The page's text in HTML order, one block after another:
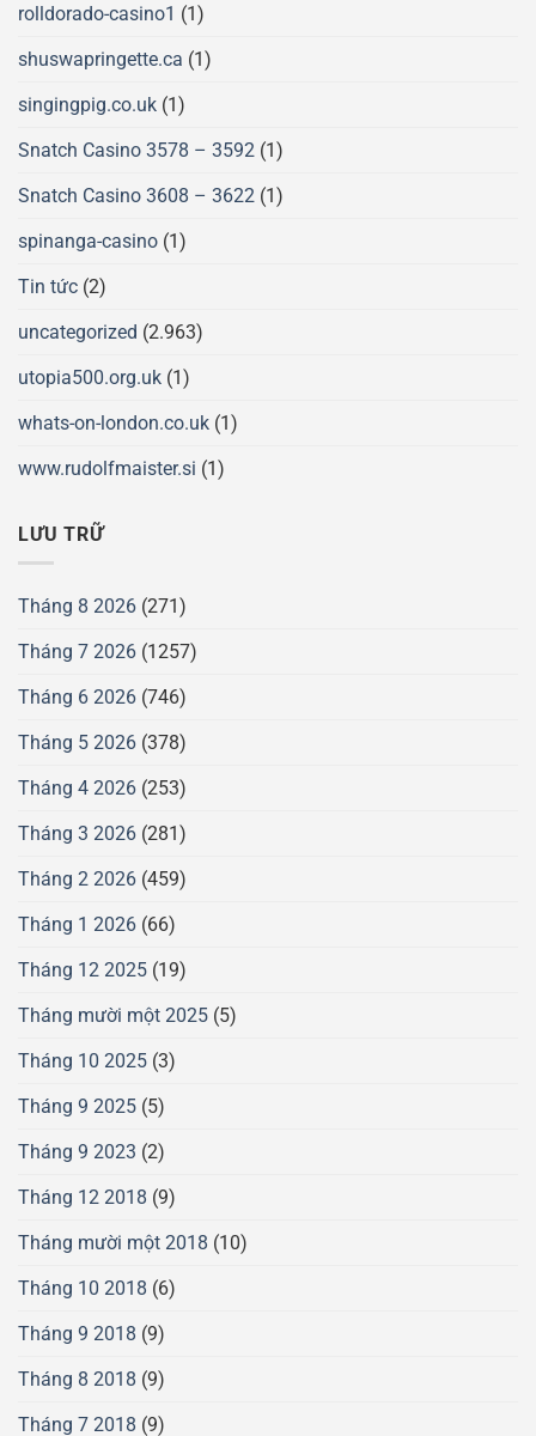
rolldorado-casino1 (1)
shuswapringette.ca (1)
singingpig.co.uk (1)
Snatch Casino 3578 – 3592 (1)
Snatch Casino 3608 – 3622 (1)
spinanga-casino (1)
Tin tức (2)
uncategorized (2.963)
utopia500.org.uk (1)
whats-on-london.co.uk (1)
www.rudolfmaister.si (1)
LƯU TRỮ
Tháng 8 2026 (271)
Tháng 7 2026 (1257)
Tháng 6 2026 (746)
Tháng 5 2026 (378)
Tháng 4 2026 (253)
Tháng 3 2026 (281)
Tháng 2 2026 (459)
Tháng 1 2026 (66)
Tháng 12 2025 (19)
Tháng mười một 2025 (5)
Tháng 10 2025 (3)
Tháng 9 2025 (5)
Tháng 9 2023 (2)
Tháng 12 2018 (9)
Tháng mười một 2018 (10)
Tháng 10 2018 (6)
Tháng 9 2018 (9)
Tháng 8 2018 (9)
Tháng 7 2018 (9)